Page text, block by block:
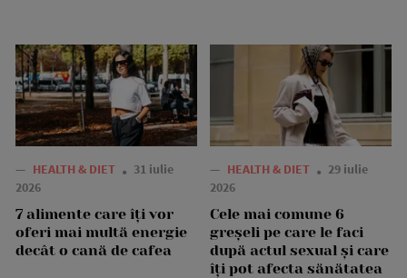
— HEALTH & DIET
31 iulie
2026
7 alimente care îți vor
oferi mai multă energie
decât o cană de cafea
— HEALTH & DIET
29 iulie
2026
Cele mai comune 6
greșeli pe care le faci
după actul sexual și care
îți pot afecta sănătatea